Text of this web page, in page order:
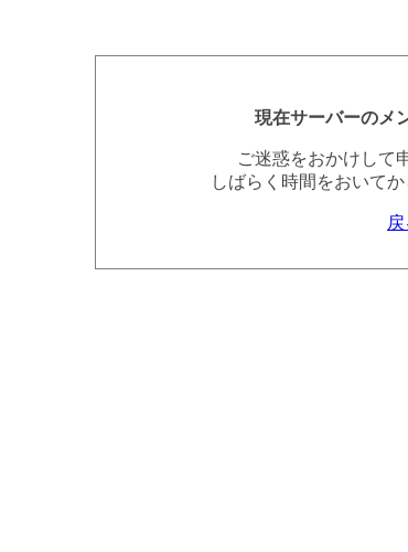
現在サーバーのメ
ご迷惑をおかけして
しばらく時間をおいて
戻